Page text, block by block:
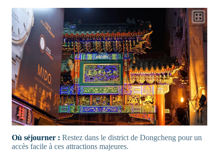
Où séjourner : Restez dans le district de Dongcheng pour un
accès facile à ces attractions majeures.